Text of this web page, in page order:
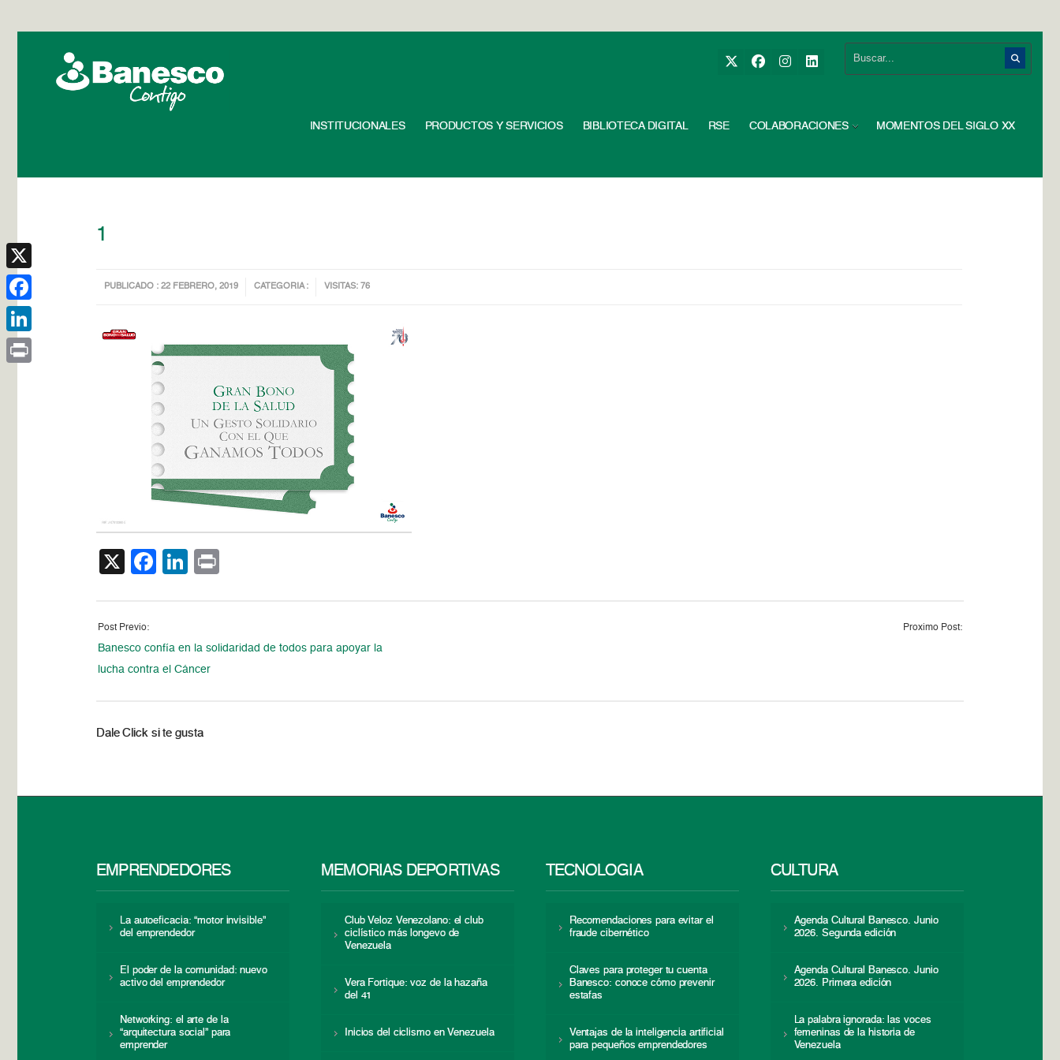
INSTITUCIONALES PRODUCTOS Y SERVICIOS BIBLIOTECA DIGITAL RSE COLABORACIONES MOMENTOS DEL SIGLO XX
1
PUBLICADO : 22 FEBRERO, 2019 CATEGORIA : VISITAS: 76
X Facebook
LinkedIn
Post Previo:
Banesco confía en la solidaridad de todos para apoyar la
lucha contra el Cáncer
Proximo Post:
Dale Click si te gusta
EMPRENDEDORES
La autoeficacia: “motor invisible”
del emprendedor
El poder de la comunidad: nuevo
activo del emprendedor
Networking: el arte de la
“arquitectura social” para
emprender
MEMORIAS DEPORTIVAS
Club Veloz Venezolano: el club
ciclístico más longevo de
Venezuela
Vera Fortique: voz de la hazaña
del 41
Inicios del ciclismo en Venezuela
TECNOLOGÍA
Recomendaciones para evitar el
fraude cibernético
Claves para proteger tu cuenta
Banesco: conoce cómo prevenir
estafas
Ventajas de la inteligencia artificial
para pequeños emprendedores
CULTURA
Agenda Cultural Banesco. Junio
2026. Segunda edición
Agenda Cultural Banesco. Junio
2026. Primera edición
La palabra ignorada: las voces
femeninas de la historia de
Venezuela
X
Facebook
LinkedIn